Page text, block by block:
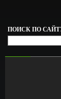
ПОИСК ПО